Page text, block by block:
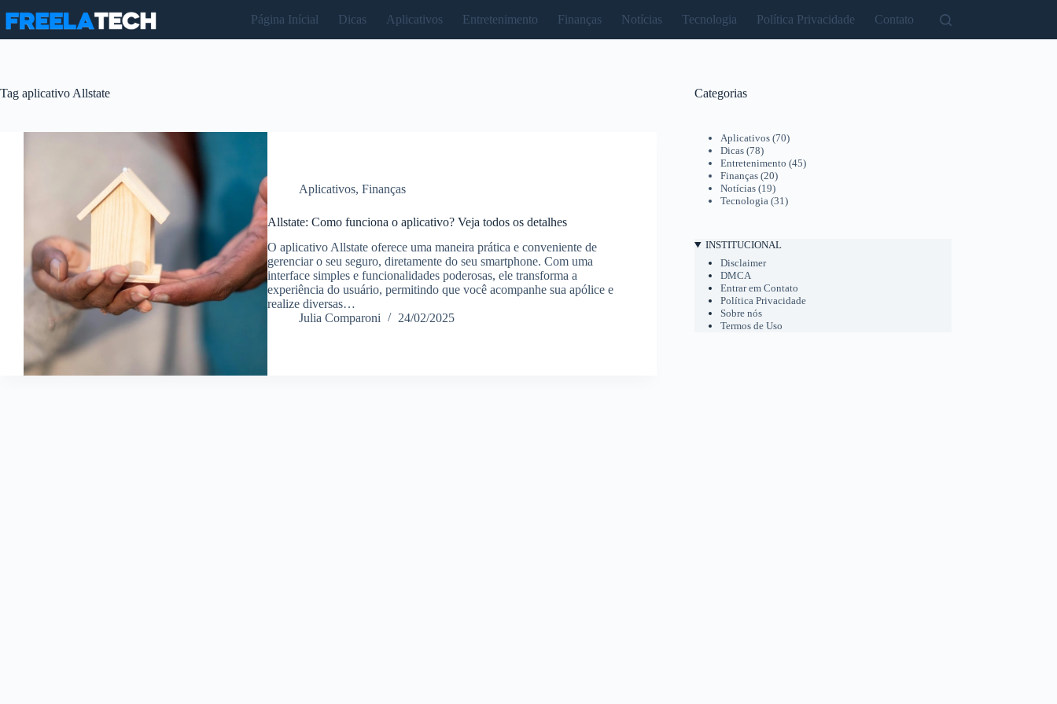
para
Página Inícial Dicas Aplicativos Entretenimento Finanças Notícias Tecnologia Política Privacidade Contato
Tag aplicativo Allstate
Aplicativos, Finanças
Allstate: Como funciona o aplicativo? Veja todos os detalhes
O aplicativo Allstate oferece uma maneira prática e conveniente de
gerenciar o seu seguro, diretamente do seu smartphone. Com uma
interface simples e funcionalidades poderosas, ele transforma a
experiência do usuário, permitindo que você acompanhe sua apólice e
realize diversas…
Julia Comparoni
24/02/2025
Categorias
Aplicativos(70)
Dicas(78)
Entretenimento (45)
Finanças(20)
Notícias(19)
Tecnologia(31)
INSTITUCIONAL
Disclaimer
DMCA
Entrar em Contato
Política Privacidade
Sobre nós
Termos de Uso